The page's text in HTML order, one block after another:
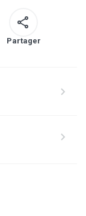
Partager